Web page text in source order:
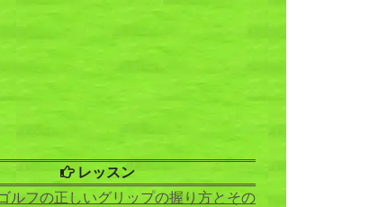
レッスン
ルフの正しいグリップの握り方とその